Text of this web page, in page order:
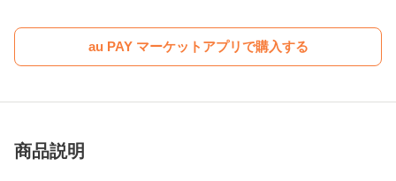
au PAY マーケットアプリで購入する
商品説明